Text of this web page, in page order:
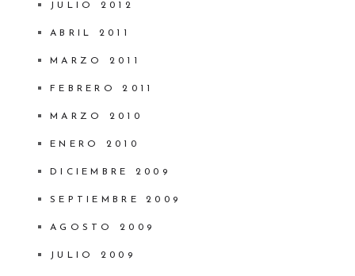
JULIO 2012
ABRIL 2011
MARZO 2011
FEBRERO 2011
MARZO 2010
ENERO 2010
DICIEMBRE 2009
SEPTIEMBRE 2009
AGOSTO 2009
JULIO 2009